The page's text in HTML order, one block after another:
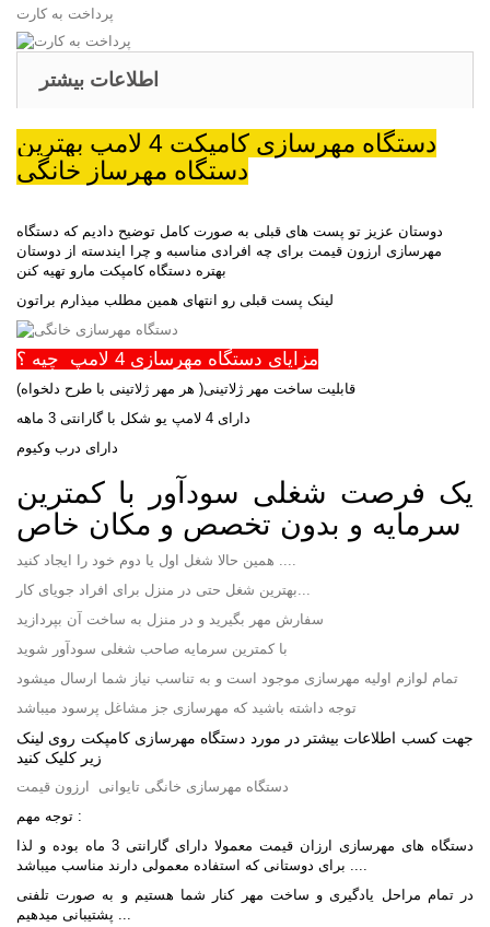
پرداخت به کارت
اطلاعات بیشتر
دستگاه مهرسازی کامپکت 4 لامپ بهترین
دستگاه مهرساز خانگی
دوستان عزیز تو پست های قبلی به صورت کامل توضیح دادیم که دستگاه
مهرسازی ارزون قیمت برای چه افرادی مناسبه و چرا ایندسته از دوستان
بهتره دستگاه کامپکت مارو تهیه کنن
لینک پست قبلی رو انتهای همین مطلب میذارم براتون
مزایای دستگاه مهرسازی 4 لامپ چیه ؟
قابلیت ساخت مهر ژلاتینی( هر مهر ژلاتینی با طرح دلخواه)
دارای 4 لامپ یو شکل با گارانتی 3 ماهه
دارای درب وکیوم
یک فرصت شغلی سودآور با کمترین
سرمایه و بدون تخصص و مکان خاص
همین حالا شغل اول یا دوم خود را ایجاد کنید ....
بهترین شغل حتی در منزل برای افراد جویای کار...
سفارش مهر بگیرید و در منزل به ساخت آن بپردازید
با کمترین سرمایه صاحب شغلی سودآور شوید
تمام لوازم اولیه مهرسازی موجود است و به تناسب نیاز شما ارسال میشود
توجه داشته باشید که مهرسازی جز مشاغل پرسود میباشد
جهت کسب اطلاعات بیشتر در مورد دستگاه مهرسازی کامپکت روی لینک
زیر کلیک کنید
دستگاه مهرسازی خانگی تایوانی ارزون قیمت
توجه مهم :
دستگاه های مهرسازی ارزان قیمت معمولا دارای گارانتی 3 ماه بوده و لذا
برای دوستانی که استفاده معمولی دارند مناسب میباشد ....
در تمام مراحل یادگیری و ساخت مهر کنار شما هستیم و به صورت تلفنی
پشتیبانی میدهیم ...